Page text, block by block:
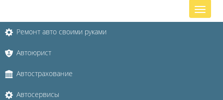
Ремонт авто своими руками
Автоюрист
Автострахование
Автосервисы